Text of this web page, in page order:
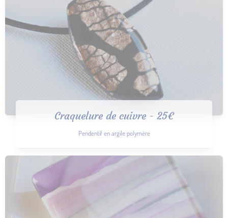
Craquelure de cuivre - 25€
Pendentif en argile polymère